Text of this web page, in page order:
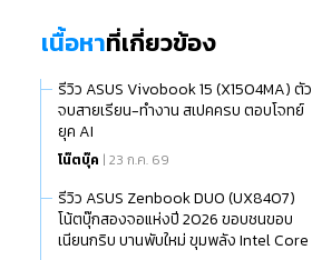
เนื้อหาที่เกี่ยวข้อง
รีวิว ASUS Vivobook 15 (X1504MA) ตัว
จบสายเรียน-ทำงาน สเปคครบ ตอบโจทย์
ยุค AI
โน๊ตบุ๊ค | 23 ก.ค. 69
รีวิว ASUS Zenbook DUO (UX8407)
โน้ตบุ๊กสองจอแห่งปี 2026 ขอบชนขอบ
เนียนกริบ บานพับใหม่ ขุมพลัง Intel Core